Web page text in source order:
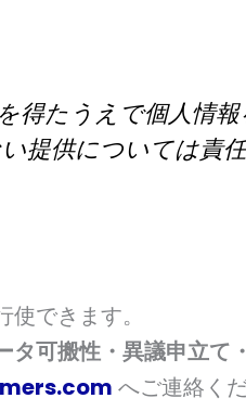
得たうえで個人情
提供については責
できます。
可搬性・異議申立て
へご連絡く